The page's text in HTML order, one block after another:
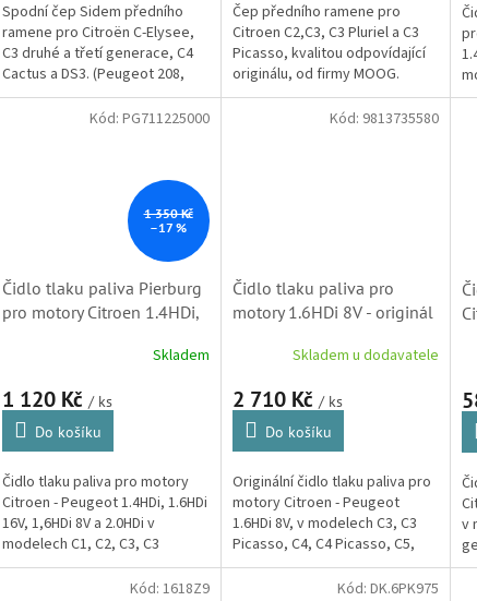
Spodní čep Sidem předního
ramene pro Citroën C-Elysee,
C3 druhé a třetí generace, C4
Cactus a DS3. (Peugeot 208,
301 a 2008, Opel Crossland X)
Čep předního ramene pro
Citroen C2,C3, C3 Pluriel a C3
Picasso, kvalitou odpovídající
originálu, od firmy MOOG.
Značka zaručující dlouhou
životnost, pohodlnou montáž a
1 350 Kč
–17 %
Čidlo tlaku paliva Pierburg
pro motory Citroen 1.4HDi,
Skladem
1 120 Kč / ks
Do košíku
Čidlo tlaku paliva pro motory
Citroen - Peugeot 1.4HDi, 1.6HDi
16V, 1,6HDi 8V a 2.0HDi v
modelech C1, C2, C3, C3
Picasso, C4, C4 Picasso, C5,
Xsara, Xsara Picasso,
Kód: PG711225000
Čidlo tlaku paliva pro
motory 1.6HDi 8V - originál
Skladem u dodavatele
2 710 Kč / ks
Do košíku
Originální čidlo tlaku paliva pro
motory Citroen - Peugeot
1.6HDi 8V, v modelech C3, C3
Picasso, C4, C4 Picasso, C5,
Berlingo, C4-Aircross, C-Elysee,
Jumpy a Nemo. (Peugeot,...
Kód: 9813735580
v
Kód: 1618Z9 Kód:DK.6PK975